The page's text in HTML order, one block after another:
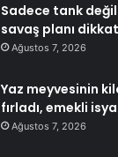
Sadece tank
savaş planı
Ağustos 7, 2026
Yaz meyvesinin
fırladı, emekli
Ağustos 7, 2026